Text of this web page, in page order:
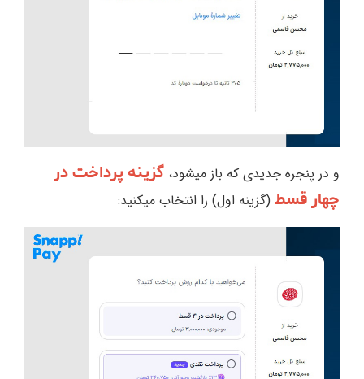
و در پنجره جدیدی که باز میشود، گزینه پرداخت در
چهار قسط (گزینه اول) را انتخاب میکنید: